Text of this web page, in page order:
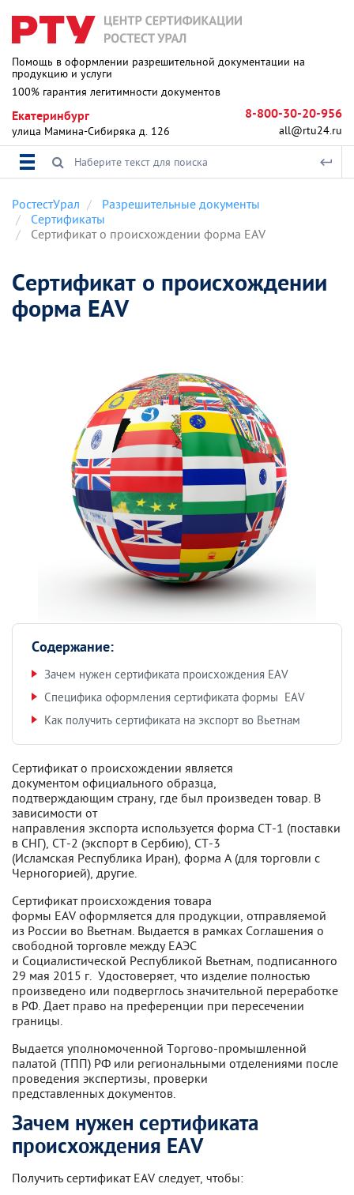
Помощь в оформлении разрешительной документации на
продукцию и услуги
100% гарантия легитимности документов
Екатеринбург
улица Мамина-Сибиряка д. 126
8-800-30-20-956
all@rtu24.ru
РостестУрал
Разрешительные документы
Сертификаты
Сертификат о происхождении форма EAV
Сертификат о происхождении
форма EAV
Содержание:
Зачем нужен сертификата происхождения EAV
Специфика оформления сертификата формы EAV
Как получить сертификата на экспорт во Вьетнам
Сертификат о происхождении является
документом официального образца,
подтверждающим страну, где был произведен товар. В
зависимости от
направления экспорта используется форма СТ-1 (поставки
в СНГ), СТ-2 (экспорт в Сербию), СТ-3
(Исламская Республика Иран), форма A (для торговли с
Черногорией), другие.
Сертификат происхождения товара
формы EAV оформляется для продукции, отправляемой
из России во Вьетнам. Выдается в рамках Соглашения о
свободной торговле между ЕАЭС
и Социалистической Республикой Вьетнам, подписанного
29 мая 2015 г. Удостоверяет, что изделие полностью
произведено или подверглось значительной переработке
в РФ. Дает право на преференции при пересечении
границы.
Выдается уполномоченной Торгово-промышленной
палатой (ТПП) РФ или региональными отделениями после
проведения экспертизы, проверки
представленных документов.
Зачем нужен сертификата
происхождения EAV
Получить сертификат EAV следует, чтобы: